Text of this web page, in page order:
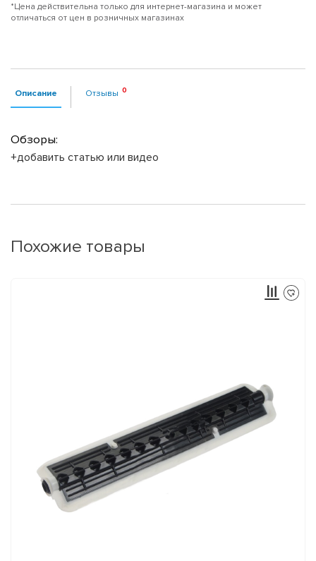
*Цена действительна только для интернет-магазина и может
отличаться от цен в розничных магазинах
Описание Отзывы
Обзоры:
+добавить статью или видео
Похожие товары